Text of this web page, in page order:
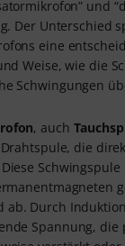
und
Der Unterschied
eine
Weise, wie die
Schwingungen
, auch
die
ab. Durch
Spannung,